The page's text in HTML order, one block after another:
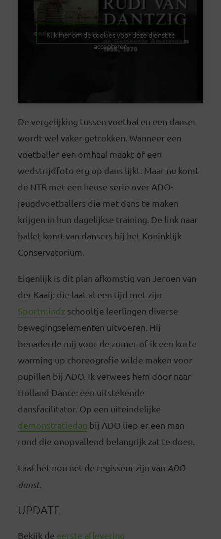
Klik hier om de cookies voor deze dienst te
accepteren
De vergelijking tussen voetbal en een danser
wordt wel vaker getrokken. Wanneer een
voetballer een omhaal maakt of een
wedstrijdfoto erg op dans lijkt. Maar nu komt
de NTR met een heuse serie over ADO-
jeugdvoetballers die met dans te maken
krijgen in hun dagelijkse training. De link naar
ballet komt van dansers bij het Koninklijk
Conservatorium.
Eigenlijk is dit plan afkomstig van Jeroen van
der Kaaij: die laat al een tijd met zijn
Sportmindzschooltje leerlingen diverse
bewegingselementen uitvoeren. Hij
benaderde mij voor de zomer of ik een korte
warming up choreografie wilde maken voor
pupillen bij ADO. Ik verwees hem door naar
Holland Dance: een uitstekende
dansfacilitator. Op een uiteindelijke
demonstratiedag bij ADO liep er een man
rond die onopvallend belangrijk zat te doen.
Laat het nou net de regisseur zijn van ADO
danst.
UPDATE
Bekijk de eerste aflevering